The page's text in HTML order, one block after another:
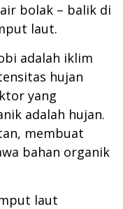
bolak – balik di
laut.
adalah iklim
hujan
yang
adalah hujan.
membuat
bahan organik
laut